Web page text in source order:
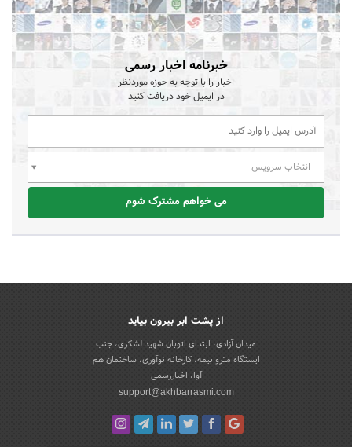
خبرنامه اخبار رسمی
اخبار را با توجه به حوزه موردنظر
در ایمیل خود دریافت کنید
انتخاب سرویس
می خواهم مشترک شوم
از پشت ابر بیرون بیاید
میدان آزادی، ابتدای اتوبان شهید لشکری، جنب
ایستگاه مترو بیمه، کارخانه نوآوری، ساختمان هم
آوا، اخباررسمی
support@akhbarrasmi.com